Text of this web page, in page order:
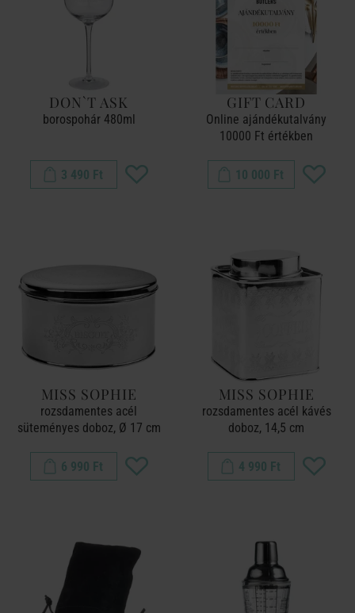
DON`T ASK
borospohár 480ml
3 490 Ft
GIFT CARD
Online ajándékutalvány
10000 Ft értékben
10 000 Ft
MISS SOPHIE
rozsdamentes acél
süteményes doboz, Ø 17 cm
6 990 Ft
MISS SOPHIE
rozsdamentes acél kávés
doboz, 14,5 cm
4 990 Ft